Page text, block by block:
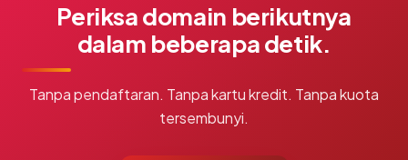
Periksa domain berikutnya
dalam beberapa detik.
Tanpa pendaftaran. Tanpa kartu kredit. Tanpa kuota
tersembunyi.